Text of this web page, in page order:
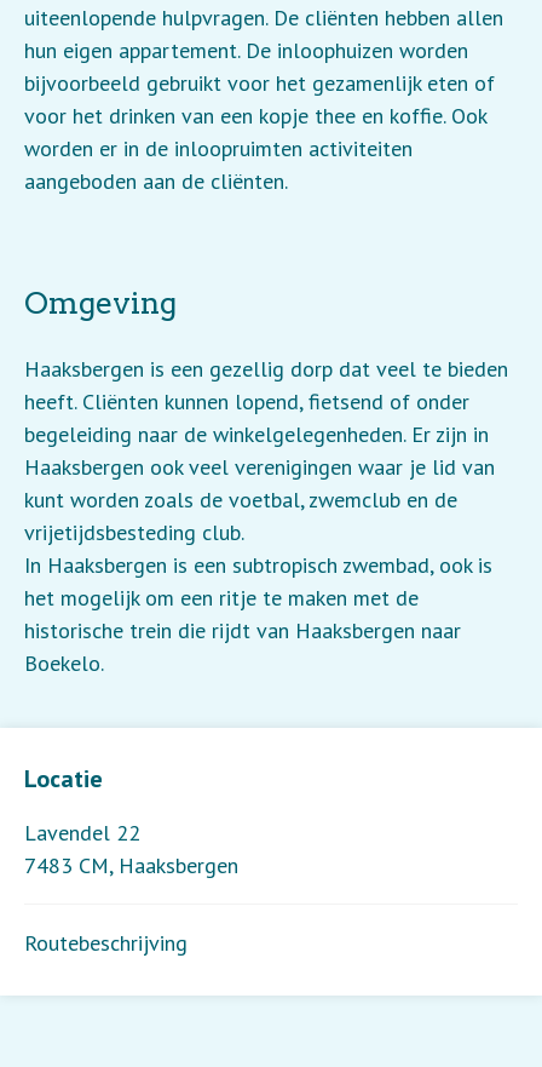
Locatie
Lavendel 22
7483 CM, Haaksbergen
Routebeschrijving
uiteenlopende hulpvragen. De cliënten hebben allen
hun eigen appartement. De inloophuizen worden
bijvoorbeeld gebruikt voor het gezamenlijk eten of
voor het drinken van een kopje thee en koffie. Ook
worden er in de inloopruimten activiteiten
aangeboden aan de cliënten.
Omgeving
Haaksbergen is een gezellig dorp dat veel te bieden
heeft. Cliënten kunnen lopend, fietsend of onder
begeleiding naar de winkelgelegenheden. Er zijn in
Haaksbergen ook veel verenigingen waar je lid van
kunt worden zoals de voetbal, zwemclub en de
vrijetijdsbesteding club.
In Haaksbergen is een subtropisch zwembad, ook is
het mogelijk om een ritje te maken met de
historische trein die rijdt van Haaksbergen naar
Boekelo.